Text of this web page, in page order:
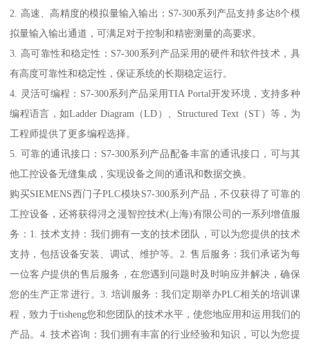
2. 高速、高精度的模拟量输入输出：S7-300系列产品支持多达8个模
拟量输入输出通道，可满足对于控制和精密测量的高要求。
3. 高可靠性和稳定性：S7-300系列产品采用的硬件和软件技术，具
有高度可靠性和稳定性，保证系统的长期稳定运行。
4. 灵活可编程：S7-300系列产品采用TIA Portal开发环境，支持多种
编程语言，如Ladder Diagram（LD）、Structured Text（ST）等，为
工程师提供了更多编程选择。
5. 可靠的通讯接口：S7-300系列产品配备丰富的通讯接口，可与其
他工控设备无缝集成，实现设备之间的通讯和数据交换。
购买SIEMENS西门子PLC模块S7-300系列产品，不仅获得了可靠的
工控设备，还将获得浔之漫智控技术(上海)有限公司的一系列增值服
务：1. 技术支持：我们拥有一支的技术团队，可以为您提供的技术
支持，包括设备安装、调试、维护等。2. 售后服务：我们承诺为每
一位客户提供的售后服务，在您遇到问题时及时响应并解决，确保
您的生产正常进行。3. 培训服务：我们定期举办PLC相关的培训课
程，致力于tisheng您和您团队的技术水平，使您地应用和运用我们的
产品。4. 技术咨询：我们拥有丰富的行业经验和知识，可以为您提